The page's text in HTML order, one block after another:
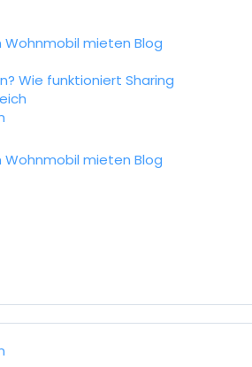
Wohnmobil mieten Blog
Wie funktioniert Sharing
Wohnmobil mieten Blog